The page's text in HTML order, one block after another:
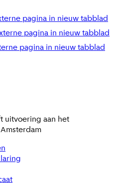
pagina in nieuw tabblad
pagina in nieuw tabblad
pagina in nieuw tabblad
uitvoering aan het
Amsterdam